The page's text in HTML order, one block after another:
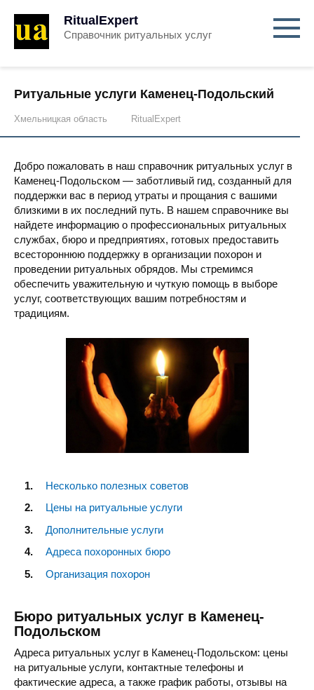
RitualExpert
Справочник ритуальных услуг
Ритуальные услуги Каменец-Подольский
Хмельницкая область RitualExpert
Добро пожаловать в наш справочник ритуальных услуг в
Каменец-Подольском — заботливый гид, созданный для
поддержки вас в период утраты и прощания с вашими
близкими в их последний путь. В нашем справочнике вы
найдете информацию о профессиональных ритуальных
службах, бюро и предприятиях, готовых предоставить
всестороннюю поддержку в организации похорон и
проведении ритуальных обрядов. Мы стремимся
обеспечить уважительную и чуткую помощь в выборе
услуг, соответствующих вашим потребностям и
традициям.
Несколько полезных советов
Цены на ритуальные услуги
Дополнительные услуги
Адреса похоронных бюро
Организация похорон
Бюро ритуальных услуг в Каменец-
Подольском
Адреса ритуальных услуг в Каменец-Подольском: цены
на ритуальные услуги, контактные телефоны и
фактические адреса, а также график работы, отзывы на